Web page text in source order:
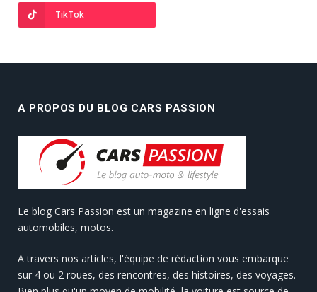
TikTok
A PROPOS DU BLOG CARS PASSION
Le blog Cars Passion est un magazine en ligne d'essais
automobiles, motos.
A travers nos articles, l'équipe de rédaction vous embarque
sur 4 ou 2 roues, des rencontres, des histoires, des voyages.